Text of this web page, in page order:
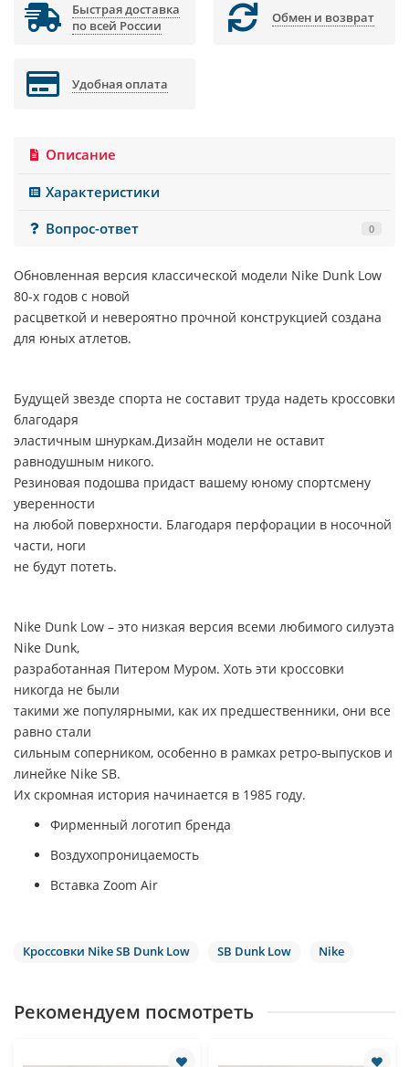
Быстрая доставка
по всей России
Обмен и возврат
Удобная оплата
Описание
Характеристики
Вопрос-ответ
0
Обновленная версия классической модели Nike Dunk Low
80-х годов с новой
расцветкой и невероятно прочной конструкцией создана
для юных атлетов.
Будущей звезде спорта не составит труда надеть кроссовки
благодаря
эластичным шнуркам.Дизайн модели не оставит
равнодушным никого.
Резиновая подошва придаст вашему юному спортсмену
уверенности
на любой поверхности. Благодаря перфорации в носочной
части, ноги
не будут потеть.
Nike Dunk Low – это низкая версия всеми любимого силуэта
Nike Dunk,
разработанная Питером Муром. Хоть эти кроссовки
никогда не были
такими же популярными, как их предшественники, они все
равно стали
сильным соперником, особенно в рамках ретро-выпусков и
линейке Nike SB.
Их скромная история начинается в 1985 году.
Фирменный логотип бренда
Воздухопроницаемость
Вставка Zoom Air
Кроссовки Nike SB Dunk Low SB Dunk Low Nike
Рекомендуем посмотреть